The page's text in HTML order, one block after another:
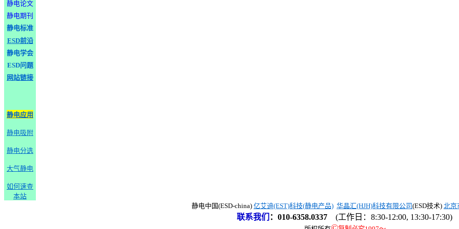
静电论文
静电期刊
静电标准
ESD前沿
静电学会
ESD问题
网站链接
静电应用
静电吸附
静电分选
大气静电
如何速查
本站
静电中国(ESD-china) 亿艾迪(EST)科技(静电产品) 华晶汇(HJH)科技有限公司(ESD技术) 北京
联系我们 ： 010-6358.0337 (工作日：8:30-12:00, 13:30-17:30)